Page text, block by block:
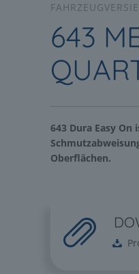
643
643 Dura Easy
Oberflächen.